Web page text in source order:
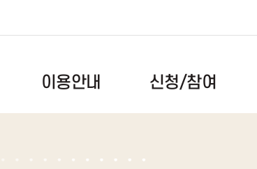
이용안내 신청/참여
북스타트